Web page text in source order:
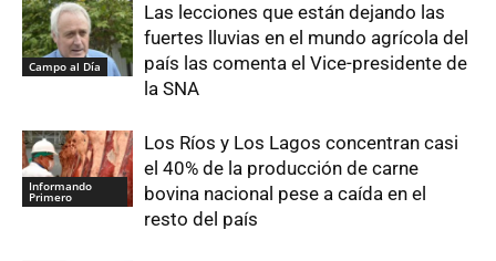
Campo al Día
Las lecciones que están dejando las
fuertes lluvias en el mundo agrícola del
país las comenta el Vice-presidente de
la SNA
Informando
Primero
Los Ríos y Los Lagos concentran casi
el 40% de la producción de carne
bovina nacional pese a caída en el
resto del país